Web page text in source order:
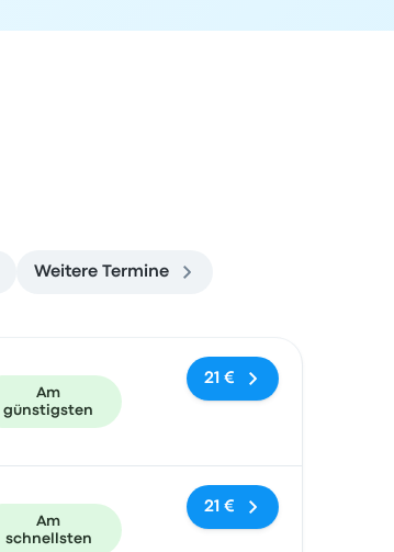
Weitere Termine
Am
günstigsten
21 €
Am
schnellsten
21 €